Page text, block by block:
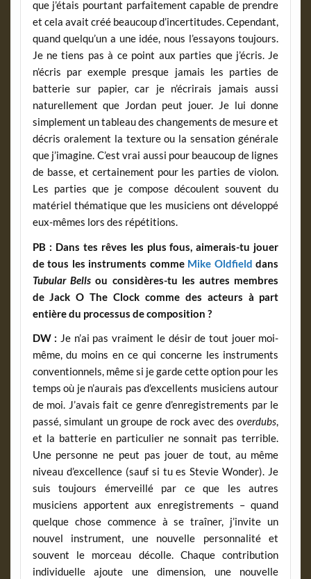
que j’étais pourtant parfaitement capable de prendre
et cela avait créé beaucoup d’incertitudes. Cependant,
quand quelqu’un a une idée, nous l’essayons toujours.
Je ne tiens pas à ce point aux parties que j’écris. Je
n’écris par exemple presque jamais les parties de
batterie sur papier, car je n’écrirais jamais aussi
naturellement que Jordan peut jouer. Je lui donne
simplement un tableau des changements de mesure et
décris oralement la texture ou la sensation générale
que j’imagine. C’est vrai aussi pour beaucoup de lignes
de basse, et certainement pour les parties de violon.
Les parties que je compose découlent souvent du
matériel thématique que les musiciens ont développé
eux-mêmes lors des répétitions.
PB : Dans tes rêves les plus fous, aimerais-tu jouer
de tous les instruments comme Mike Oldfield dans
Tubular Bellsou considères-tu les autres membres
de Jack O The Clock comme des acteurs à part
entière du processus de composition ?
DW : Je n’ai pas vraiment le désir de tout jouer moi-
même, du moins en ce qui concerne les instruments
conventionnels, même si je garde cette option pour les
temps où je n’aurais pas d’excellents musiciens autour
de moi. J’avais fait ce genre d’enregistrements par le
passé, simulant un groupe de rock avec desoverdubs,
et la batterie en particulier ne sonnait pas terrible.
Une personne ne peut pas jouer de tout, au même
niveau d’excellence (sauf si tu es Stevie Wonder). Je
suis toujours émerveillé par ce que les autres
musiciens apportent aux enregistrements – quand
quelque chose commence à se traîner, j’invite un
nouvel instrument, une nouvelle personnalité et
souvent le morceau décolle. Chaque contribution
individuelle ajoute une dimension, une nouvelle